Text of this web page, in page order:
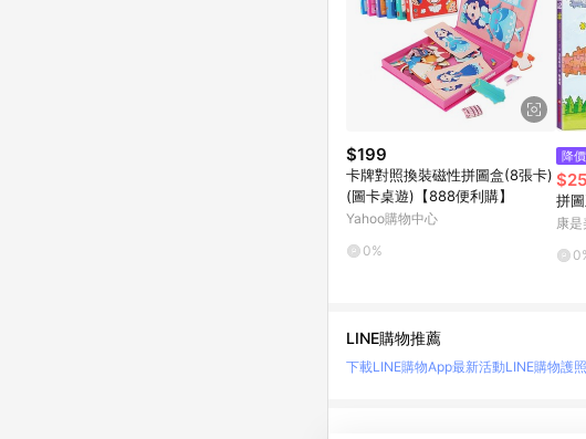
$199
卡牌對照換裝磁性拼圖盒(8張卡)
(圖卡桌遊)【888便利購】
Yahoo購物中心
0%
降價
拼
康
LINE購物推薦
下載LINE購物App最新活動LINE購物護照